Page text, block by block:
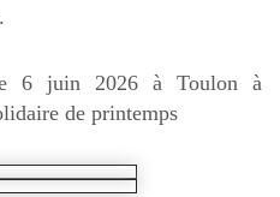
6 juin 2026 à Toulon à
de printemps